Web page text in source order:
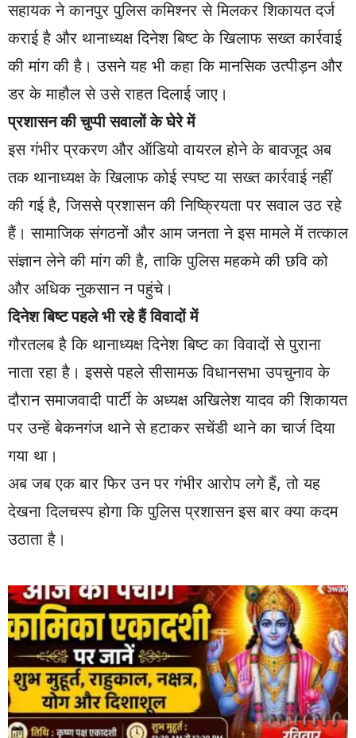
सहायक ने कानपुर पुलिस कमिश्नर से मिलकर शिकायत दर्ज
कराई है और थानाध्यक्ष दिनेश बिष्ट के खिलाफ सख्त कार्रवाई
की मांग की है। उसने यह भी कहा कि मानसिक उत्पीड़न और
डर के माहौल से उसे राहत दिलाई जाए।
प्रशासन की चुप्पी सवालों के घेरे में
इस गंभीर प्रकरण और ऑडियो वायरल होने के बावजूद अब
तक थानाध्यक्ष के खिलाफ कोई स्पष्ट या सख्त कार्रवाई नहीं
की गई है, जिससे प्रशासन की निष्क्रियता पर सवाल उठ रहे
हैं। सामाजिक संगठनों और आम जनता ने इस मामले में तत्काल
संज्ञान लेने की मांग की है, ताकि पुलिस महकमे की छवि को
और अधिक नुकसान न पहुंचे।
दिनेश बिष्ट पहले भी रहे हैं विवादों में
गौरतलब है कि थानाध्यक्ष दिनेश बिष्ट का विवादों से पुराना
नाता रहा है। इससे पहले सीसामऊ विधानसभा उपचुनाव के
दौरान समाजवादी पार्टी के अध्यक्ष अखिलेश यादव की शिकायत
पर उन्हें बेकनगंज थाने से हटाकर सचेंडी थाने का चार्ज दिया
गया था।
अब जब एक बार फिर उन पर गंभीर आरोप लगे हैं, तो यह
देखना दिलचस्प होगा कि पुलिस प्रशासन इस बार क्या कदम
उठाता है।